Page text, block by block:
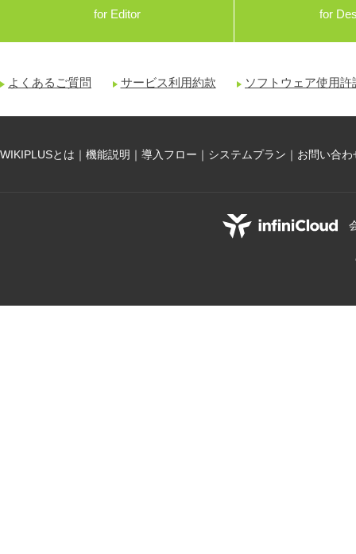
for Editor
for
よくあるご質問 サービス利用約款 ソフトウェア使用許
WIKIPLUSとは 機能説明 導入フロー システムプラン お問い合わ